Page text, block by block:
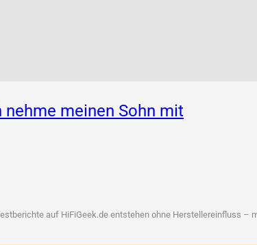
meinen Sohn mit
auf HiFiGeek.de ent­ste­hen ohne Her­stel­ler­ein­fluss –